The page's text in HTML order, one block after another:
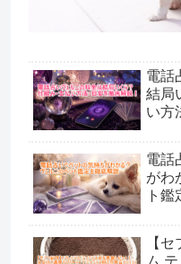
電話
結局
い方
電話
がわ
ト
【
ム